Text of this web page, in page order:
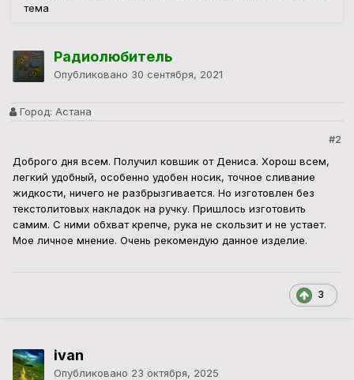
тема
Радиолюбитель
Опубликовано 30 сентября, 2021
Город: Астана
#2
Доброго дня всем. Получил ковшик от Дениса. Хорош всем,
легкий удобный, особенно удобен носик, точное сливание
жидкости, ничего не разбрызгивается. Но изготовлен без
текстолитовых накладок на ручку. Пришлось изготовить
самим. С ними обхват крепче, рука не скользит и не устает.
Мое личное мнение. Очень рекомендую данное изделие.
3
ivan
Опубликовано 23 октября, 2025